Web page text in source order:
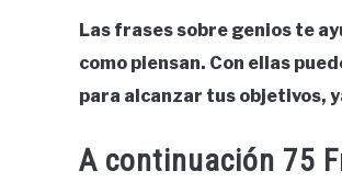
Las frases sobre genios te
como piensan. Con ellas
para alcanzar tus objetivos,
A continuación 75